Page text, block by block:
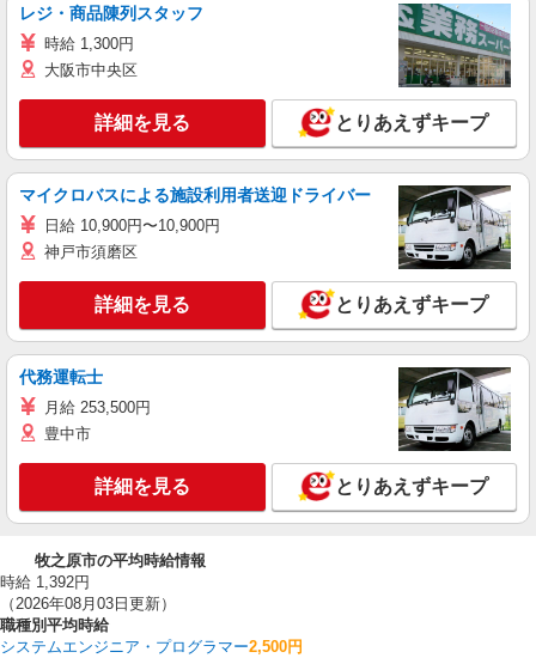
レジ・商品陳列スタッフ
時給 1,300円
大阪市中央区
詳細を見る とりあえずキープ
マイクロバスによる施設利用者送迎ドライバー
日給 10,900円〜10,900円
神戸市須磨区
詳細を見る とりあえずキープ
代務運転士
月給 253,500円
豊中市
詳細を見る とりあえずキープ
牧之原市の平均時給情報
時給 1,392円
（2026年08月03日更新）
職種別平均時給
システムエンジニア・プログラマー2,500円